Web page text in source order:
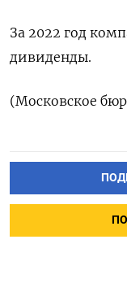
За 2022 год
дивиденды.
(Московское